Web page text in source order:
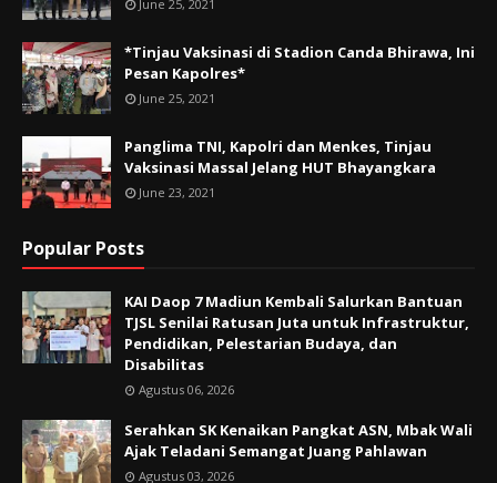
June 25, 2021
*Tinjau Vaksinasi di Stadion Canda Bhirawa, Ini
Pesan Kapolres*
June 25, 2021
Panglima TNI, Kapolri dan Menkes, Tinjau
Vaksinasi Massal Jelang HUT Bhayangkara
June 23, 2021
Popular Posts
KAI Daop 7 Madiun Kembali Salurkan Bantuan
TJSL Senilai Ratusan Juta untuk Infrastruktur,
Pendidikan, Pelestarian Budaya, dan
Disabilitas
Agustus 06, 2026
Serahkan SK Kenaikan Pangkat ASN, Mbak Wali
Ajak Teladani Semangat Juang Pahlawan
Agustus 03, 2026